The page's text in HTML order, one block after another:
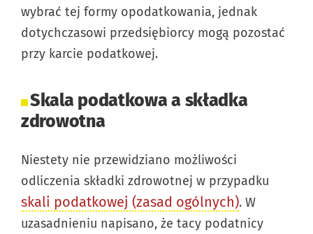
wybrać tej formy opodatkowania, jednak
dotychczasowi przedsiębiorcy mogą pozostać
przy karcie podatkowej.
Skala podatkowa a składka
zdrowotna
Niestety nie przewidziano możliwości
odliczenia składki zdrowotnej w przypadku
skali podatkowej (zasad ogólnych). W
uzasadnieniu napisano, że tacy podatnicy